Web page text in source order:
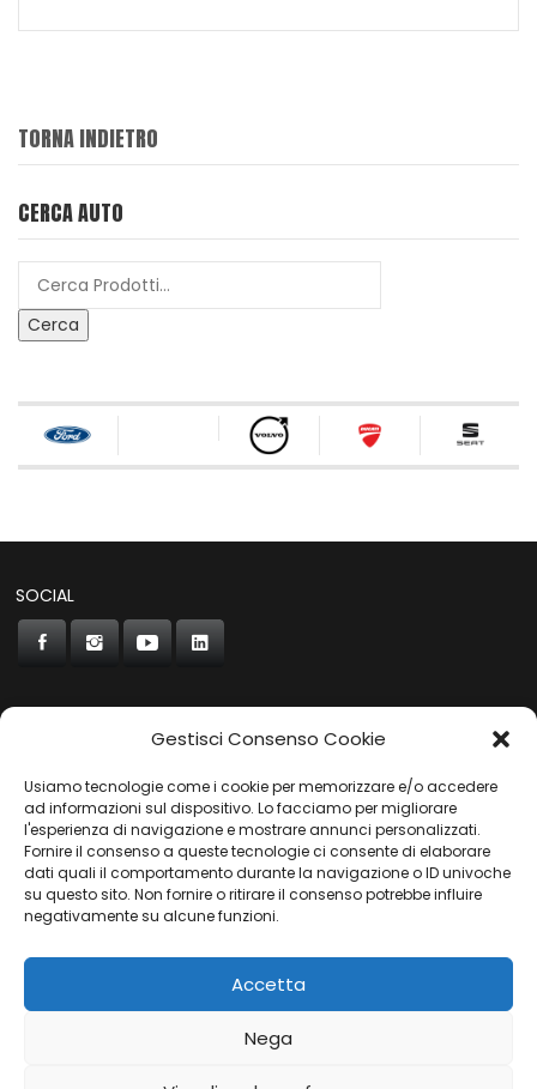
Gestisci Consenso Cookie
Usiamo tecnologie come i cookie per memorizzare e/o accedere
ad informazioni sul dispositivo. Lo facciamo per migliorare
l'esperienza di navigazione e mostrare annunci personalizzati.
Fornire il consenso a queste tecnologie ci consente di elaborare
dati quali il comportamento durante la navigazione o ID univoche
su questo sito. Non fornire o ritirare il consenso potrebbe influire
negativamente su alcune funzioni.
Accetta
Nega
TORNA INDIETRO
CERCA AUTO
Cerca
SOCIAL
CONCORDE
AUTOCHIAVARI
Gruppo Carfin SPA |P.IVA: 03859710109 |Sede Legale:
Via L. Perini 50 - 16152 Genova | © 2025
PRIVACY POLICY|COOKIES POLICY